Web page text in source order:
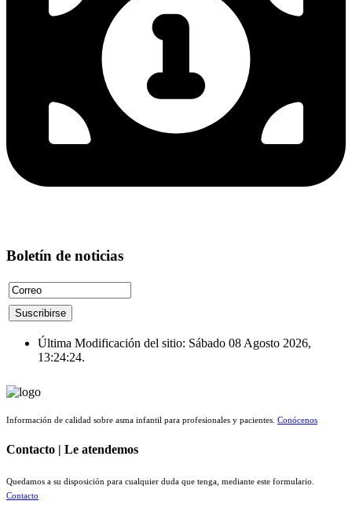
Boletín de noticias
Última Modificación del sitio: Sábado 08 Agosto 2026,
13:24:24.
Información de calidad sobre asma infantil para profesionales y pacientes. Conócenos
Contacto | Le atendemos
Quedamos a su disposición para cualquier duda que tenga, mediante este formulario.
Contacto